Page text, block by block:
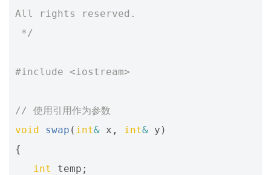
All rights reserved.
*/
#include <iostream>
// 使用引用作为参数
void
swap ( int& x , int& y )
{
int
temp ;